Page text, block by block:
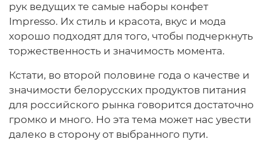
рук ведущих те самые наборы конфет
Impresso. Их стиль и красота, вкус и мода
хорошо подходят для того, чтобы подчеркнуть
торжественность и значимость момента.
Кстати, во второй половине года о качестве и
значимости белорусских продуктов питания
для российского рынка говорится достаточно
громко и много. Но эта тема может нас увести
далеко в сторону от выбранного пути.